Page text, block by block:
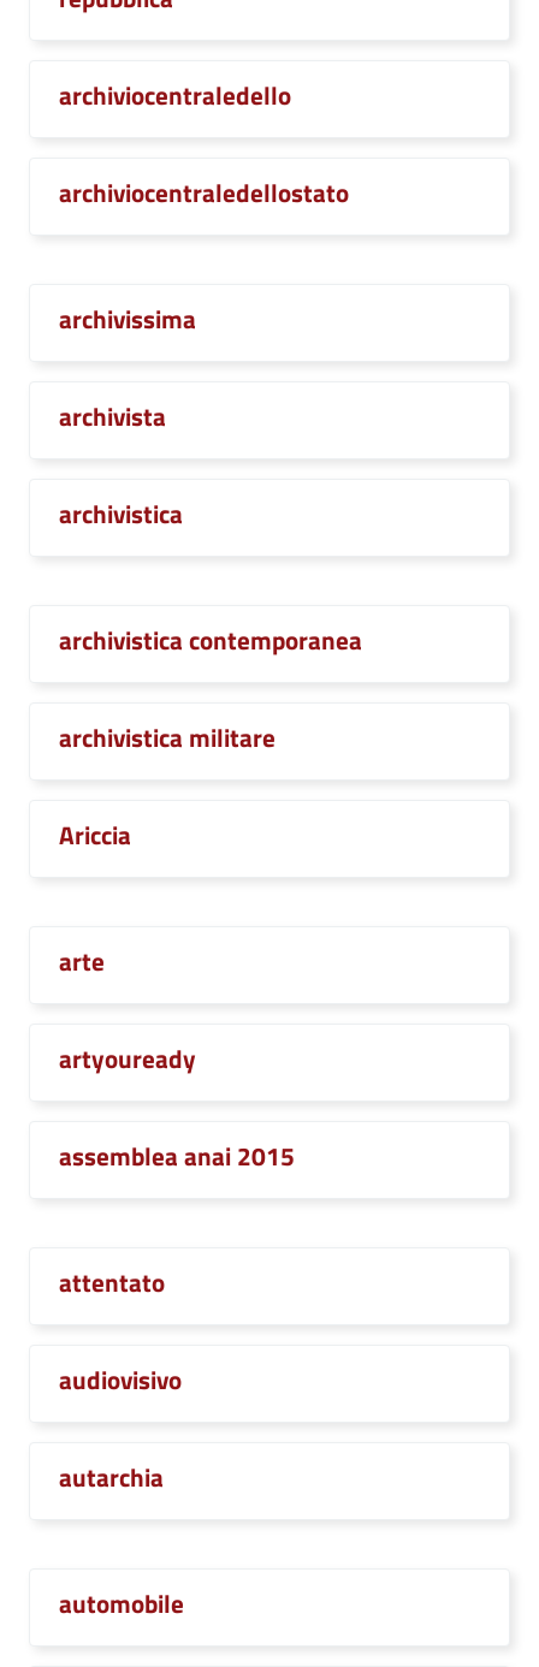
archiviocentraledello
archiviocentraledellostato
archivissima
archivista
archivistica
archivistica contemporanea
archivistica militare
Ariccia
arte
artyouready
assemblea anai 2015
attentato
audiovisivo
autarchia
automobile